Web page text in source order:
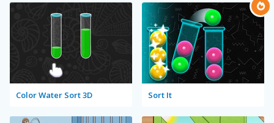
Color Water Sort 3D Sort It